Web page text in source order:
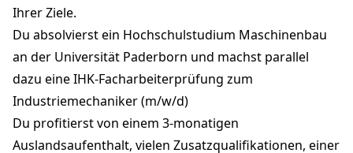
Ihrer Ziele.
Du absolvierst ein Hochschulstudium Maschinenbau
an der Universität Paderborn und machst parallel
dazu eine IHK-Facharbeiterprüfung zum
Industriemechaniker (m/w/d)
Du profitierst von einem 3-monatigen
Auslandsaufenthalt, vielen Zusatzqualifikationen, einer